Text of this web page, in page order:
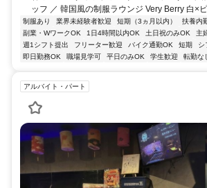
ッフ ／ 韓国風の制服ラウンジ Very Berry 白×ピ
制服あり 業界未経験者歓迎 短期（3ヵ月以内） 扶養内
副業・WワークOK
1日4時間以内OK 土日祝のみOK
主
週1シフト提出
フリーター歓迎 バイク通勤OK 短期 シ
即日勤務OK
職場見学可 平日のみOK 学生歓迎 転勤なし
アルバイト・パート